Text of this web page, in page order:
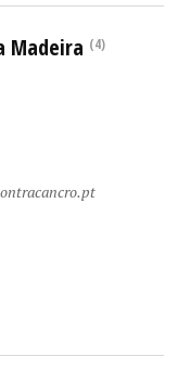
Madeira (4)